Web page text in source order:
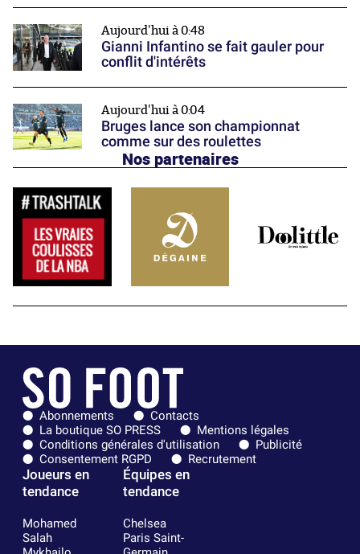
Aujourd'hui à 0:48
Gianni Infantino se fait gauler pour
conflit d'intérêts
Aujourd'hui à 0:04
Bruges lance son championnat
comme sur des roulettes
Nos partenaires
Abonnements
Contacts
La boutique SO PRESS
Mentions légales
Conditions générales d'utilisation
Publicité
Consentement RGPD
Recrutement
Joueurs en
tendance
Mohamed
Salah
Équipes en
tendance
Chelsea
Paris Saint-